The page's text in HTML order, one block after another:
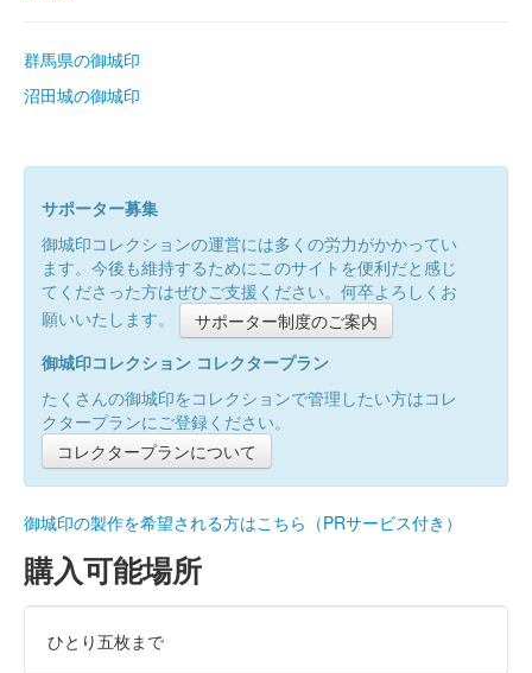
群馬県の御城印
沼田城の御城印
サポーター募集
御城印コレクションの運営には多くの労力がかかってい
ます。今後も維持するためにこのサイトを便利だと感じ
てくださった方はぜひご支援ください。何卒よろしくお
願いいたします。
サポーター制度のご案内
御城印コレクション コレクタープラン
たくさんの御城印をコレクションで管理したい方はコレ
クタープランにご登録ください。
コレクタープランについて
御城印の製作を希望される方はこちら（PRサービス付き）
購入可能場所
ひとり五枚まで